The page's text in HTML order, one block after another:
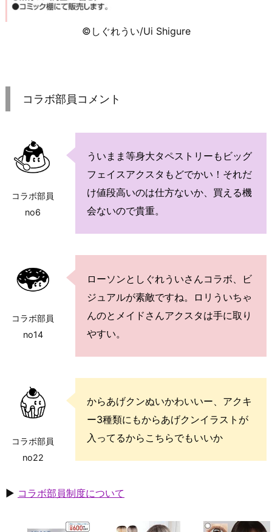
©しぐれうい/Ui Shigure
コラボ部員コメント
コラボ部員
no6
ういまま等身大タペストリーもビッグ
フェイスアクスタもどでかい！それだ
け値段高いのは仕方ないか、買える機
会ないので貴重。
コラボ部員
no14
ローソンとしぐれういさんコラボ、ビ
ジュアルが素敵ですね。ロリういちゃ
んのとメイドさんアクスタは手に取り
やすい。
コラボ部員
no22
からあげクンぬいかわいいー、アクキ
ー3種類にもからあげクンイラストが
入ってるからこちらでもいいか
▶ コラボ部員制度について